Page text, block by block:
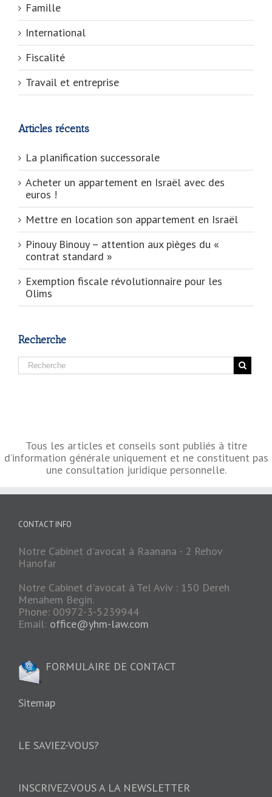
Famille
International
Fiscalité
Travail et entreprise
Articles récents
La planification successorale
Acheter un appartement en Israël avec des
euros !
Mettre en location son appartement en Israël
Pinouy Binouy – attention aux pièges du «
contrat standard »
Exemption fiscale révolutionnaire pour les
Olims
Recherche
Tous les articles et conseils sont publiés à titre
d’information générale uniquement et ne constituent pas
une consultation juridique personnelle.
CONTACT INFO
Notre Cabinet d'avocat à Raanana - 2 Rehov
Hanofar
Notre Cabinet d'avocat à Tel Aviv : 150 Dereh
Menahem Begin.
Phone: 00972-3-5239944
Email: office@yhm-law.com
FORMULAIRE DE CONTACT
Sitemap
LE SAVIEZ-VOUS?
INSCRIVEZ-VOUS A LA NEWSLETTER